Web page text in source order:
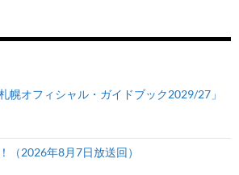
幌オフィシャル・ガイドブック2029/27」
（2026年8月7日放送回）